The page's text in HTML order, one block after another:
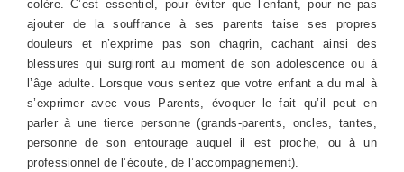
colère. C’est essentiel, pour éviter que l’enfant, pour ne pas
ajouter de la souffrance à ses parents taise ses propres
douleurs et n’exprime pas son chagrin, cachant ainsi des
blessures qui surgiront au moment de son adolescence ou à
l’âge adulte. Lorsque vous sentez que votre enfant a du mal à
s’exprimer avec vous Parents, évoquer le fait qu’il peut en
parler à une tierce personne (grands-parents, oncles, tantes,
personne de son entourage auquel il est proche, ou à un
professionnel de l’écoute, de l’accompagnement).